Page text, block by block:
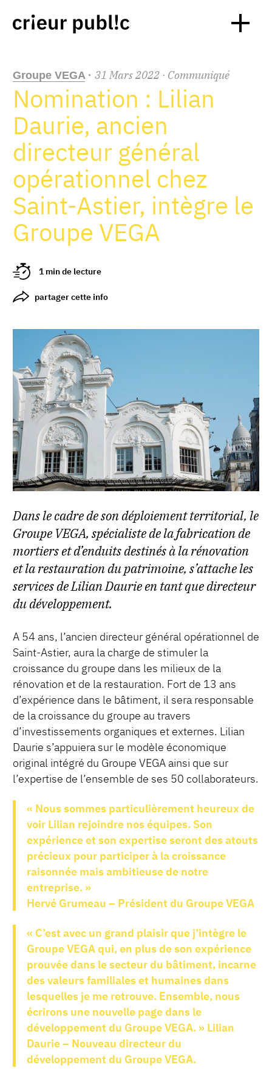
Groupe VEGA· 31 Mars2022 · Communiqué
Nomination : Lilian
Daurie, ancien
directeur général
opérationnel chez
Saint-Astier, intègre le
Groupe VEGA
1 min de lecture
partager cette info
Dans le cadre de son déploiement territorial, le
Groupe VEGA, spécialiste de la fabrication de
mortiers et d’enduits destinés à la rénovation
et la restauration du patrimoine, s’attache les
services de Lilian Daurie en tant que directeur
du développement.
A 54 ans, l’ancien directeur général opérationnel de
Saint-Astier, aura la charge de stimuler la
croissance du groupe dans les milieux de la
rénovation et de la restauration. Fort de 13 ans
d’expérience dans le bâtiment, il sera responsable
de la croissance du groupe au travers
d’investissements organiques et externes. Lilian
Daurie s’appuiera sur le modèle économique
original intégré du Groupe VEGA ainsi que sur
l’expertise de l’ensemble de ses 50 collaborateurs.
« Nous sommes particulièrement heureux de
voir Lilian rejoindre nos équipes. Son
expérience et son expertise seront des atouts
précieux pour participer à la croissance
raisonnée mais ambitieuse de notre
entreprise. »
Hervé Grumeau – Président du Groupe VEGA
« C’est avec un grand plaisir que j’intègre le
Groupe VEGA qui, en plus de son expérience
prouvée dans le secteur du bâtiment, incarne
des valeurs familiales et humaines dans
lesquelles je me retrouve. Ensemble, nous
écrirons une nouvelle page dans le
développement du Groupe VEGA. » Lilian
Daurie – Nouveau directeur du
développement du Groupe VEGA.